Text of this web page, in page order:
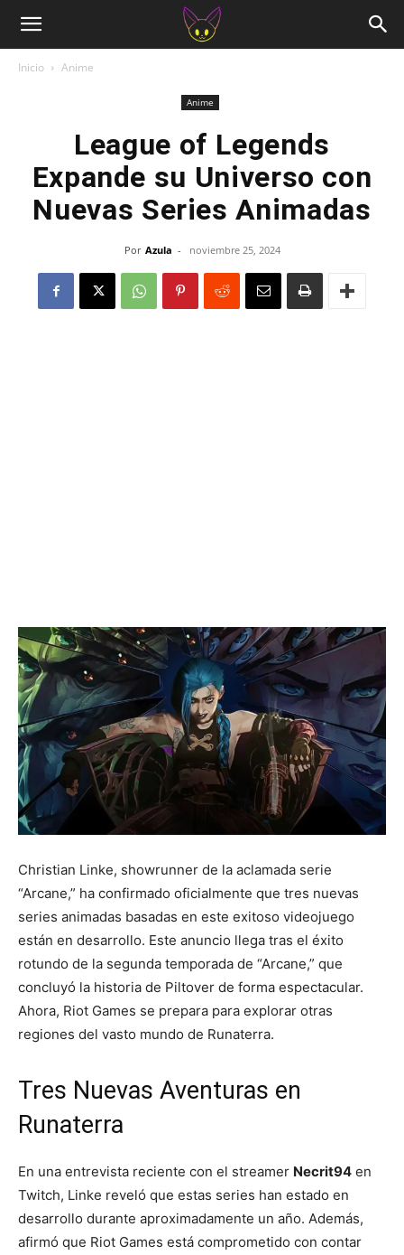
Inicio Anime
Anime
League of Legends
Expande su Universo con
Nuevas Series Animadas
Por Azula - noviembre 25, 2024
Christian Linke, showrunner de la aclamada serie
“Arcane,” ha confirmado oficialmente que tres nuevas
series animadas basadas en este exitoso videojuego
están en desarrollo. Este anuncio llega tras el éxito
rotundo de la segunda temporada de “Arcane,” que
concluyó la historia de Piltover de forma espectacular.
Ahora, Riot Games se prepara para explorar otras
regiones del vasto mundo de Runaterra.
Tres Nuevas Aventuras en
Runaterra
En una entrevista reciente con el streamer Necrit94 en
Twitch, Linke reveló que estas series han estado en
desarrollo durante aproximadamente un año. Además,
afirmó que Riot Games está comprometido con contar